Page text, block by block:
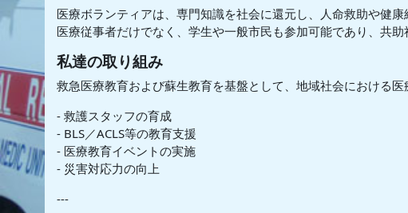
医療ボランティアは、専門知識を社会に還元し、人命救助や健
医療従事者だけでなく、学生や一般市民も参加可能であり、共助
私達の取り組み
救急医療教育および蘇生教育を基盤として、地域社会における医
- 救護スタッフの育成
- BLS／ACLS等の教育支援
- 医療教育イベントの実施
- 災害対応力の向上
---